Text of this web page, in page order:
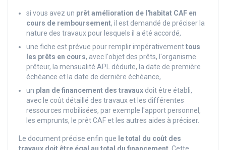
si vous avez un prêt amélioration de l'habitat CAF en
cours de remboursement, il est demandé de préciser la
nature des travaux pour lesquels il a été accordé,
une fiche est prévue pour remplir impérativementtous
les prêts en cours, avec l'objet des prêts, l'organisme
prêteur, la mensualité APL déduite, la date de première
échéance et la date de dernière échéance,
un plan de financement des travaux doit être établi,
avec le coût détaillé des travaux et les différentes
ressources mobilisées, par exemple l'apport personnel,
les emprunts, le prêt CAF et les autres aides à préciser.
Le document précise enfin que le total du coût des